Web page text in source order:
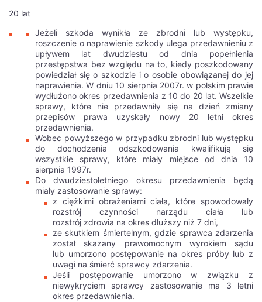
20 lat
Jeżeli szkoda wynikła ze zbrodni lub występku,
roszczenie o naprawienie szkody ulega przedawnieniu z
upływem lat dwudziestu od dnia popełnienia
przestępstwa bez względu na to, kiedy poszkodowany
powiedział się o szkodzie i o osobie obowiązanej do jej
naprawienia. W dniu 10 sierpnia 2007r. w polskim prawie
wydłużono okres przedawnienia z 10 do 20 lat. Wszelkie
sprawy, które nie przedawniły się na dzień zmiany
przepisów prawa uzyskały nowy 20 letni okres
przedawnienia.
Wobec powyższego w przypadku zbrodni lub występku
do dochodzenia odszkodowania kwalifikują się
wszystkie sprawy, które miały miejsce od dnia 10
sierpnia 1997r.
Do dwudziestoletniego okresu przedawnienia będą
miały zastosowanie sprawy:
z ciężkimi obrażeniami ciała, które spowodowały
rozstrój czynności narządu ciała lub
rozstrój zdrowia na okres dłuższy niż 7 dni,
ze skutkiem śmiertelnym, gdzie sprawca zdarzenia
został skazany prawomocnym wyrokiem sądu
lub umorzono postępowanie na okres próby lub z
uwagi na śmierć sprawcy zdarzenia.
Jeśli postępowanie umorzono w związku z
niewykryciem sprawcy zastosowanie ma 3 letni
okres przedawnienia.